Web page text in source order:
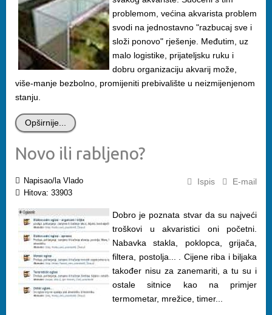
problemom, većina akvarista problem
svodi na jednostavno "razbucaj sve i
složi ponovo" rješenje. Međutim, uz
malo logistike, prijateljsku ruku i
dobru organizaciju akvarij može,
više-manje bezbolno, promijeniti prebivalište u neizmijenjenom
stanju.
Opširnije...
Novo ili rabljeno?
Ispis E-mail
Napisao/la Vlado
Hitova: 33903
Dobro je poznata stvar da su najveći
troškovi u akvaristici oni početni.
Nabavka stakla, poklopca, grijača,
filtera, postolja... . Cijene riba i biljaka
također nisu za zanemariti, a tu su i
ostale sitnice kao na primjer
termometar, mrežice, timer...